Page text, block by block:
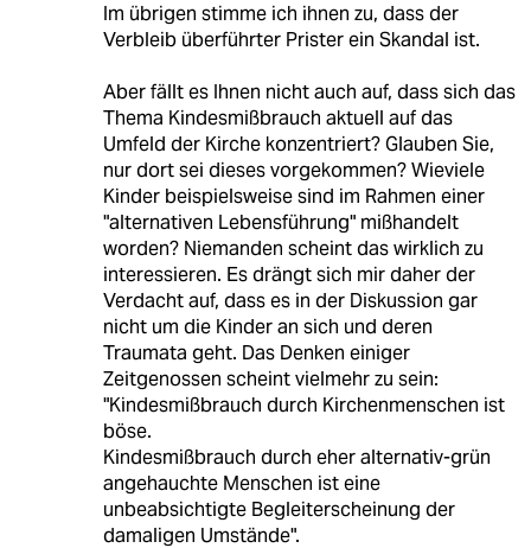
Im übrigen stimme ich ihnen zu, dass der
Verbleib überführter Prister ein Skandal ist.
Aber fällt es Ihnen nicht auch auf, dass sich das
Thema Kindesmißbrauch aktuell auf das
Umfeld der Kirche konzentriert? Glauben Sie,
nur dort sei dieses vorgekommen? Wieviele
Kinder beispielsweise sind im Rahmen einer
"alternativen Lebensführung" mißhandelt
worden? Niemanden scheint das wirklich zu
interessieren. Es drängt sich mir daher der
Verdacht auf, dass es in der Diskussion gar
nicht um die Kinder an sich und deren
Traumata geht. Das Denken einiger
Zeitgenossen scheint vielmehr zu sein:
"Kindesmißbrauch durch Kirchenmenschen ist
böse.
Kindesmißbrauch durch eher alternativ-grün
angehauchte Menschen ist eine
unbeabsichtigte Begleiterscheinung der
damaligen Umstände".